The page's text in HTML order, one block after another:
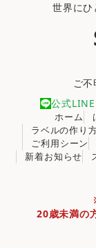
世界にひ
ご
公式LINE
ホーム
ラベルの作り
ご利用シーン
新着お知らせ
20歳未満の